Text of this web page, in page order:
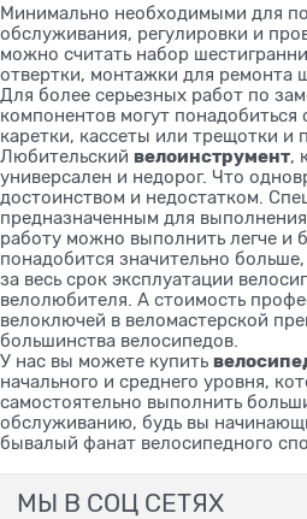
Минимально необходимыми для
обслуживания, регулировки и
можно считать набор
отвертки, монтажки для ремонта
Для более серьезных работ по
компонентов могут понадобиться
каретки, кассеты или трещотки и
Любительский велоинструмент,
универсален и недорог. Что
достоинством и недостатком.
предназначенным для
работу можно выполнить легче и
понадобится значительно
за весь срок эксплуатации
велолюбителя. А стоимость
велоключей в веломастерской
большинства велосипедов.
У нас вы можете купить
начального и среднего уровня,
самостоятельно выполнить
обслуживанию, будь вы
бывалый фанат велосипедного
МЫ В СОЦ СЕТЯХ